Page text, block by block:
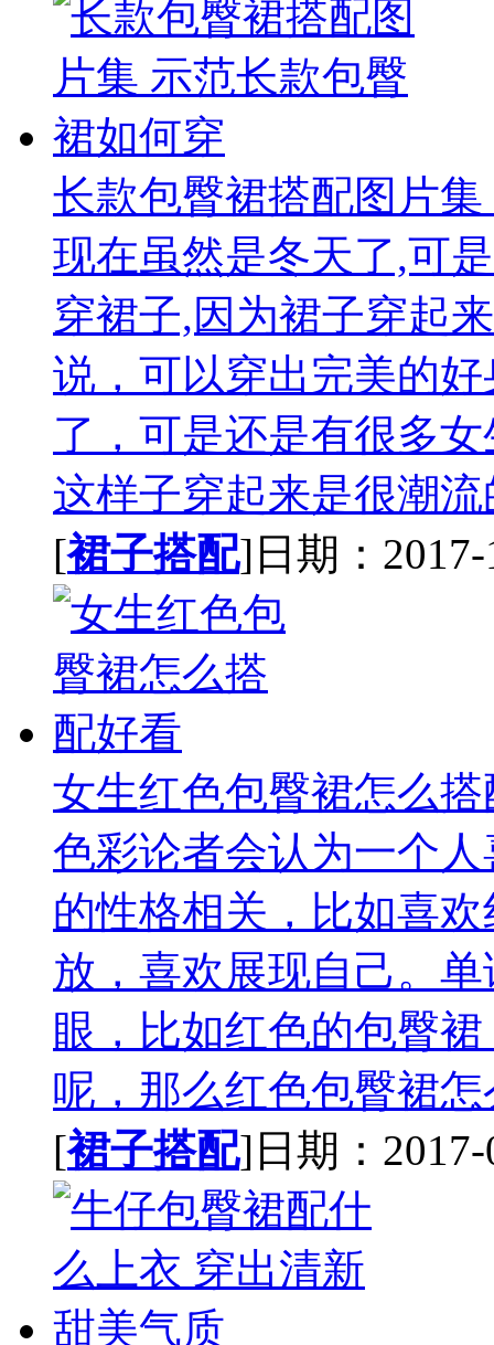
长款包臀裙搭配图片
现在虽然是冬天了,可
穿裙子,因为裙子穿起
说，可以穿出完美的
了，可是还是有很多
这样子穿起来是很潮
[裙子搭配]日期：2017-
女生红色包臀裙怎么
色彩论者会认为一个
的性格相关，比如喜
放，喜欢展现自己。
眼，比如红色的包臀
呢，那么红色包臀裙
[裙子搭配]日期：2017-